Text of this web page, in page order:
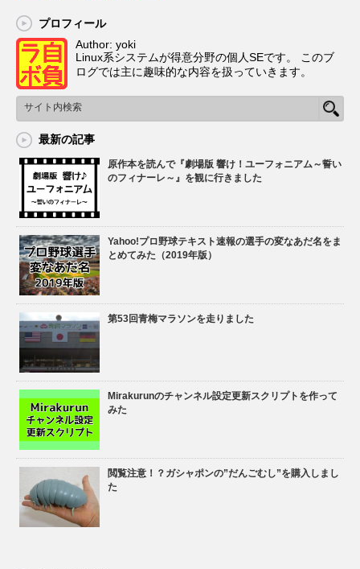
プロフィール
Author: yoki
Linux系システムが得意分野の個人SEです。 このブ
ログでは主に趣味的な内容を扱っていきます。
最新の記事
原作本を読んで『劇場版 響け！ユーフォニアム～誓い
のフィナーレ～』を観に行きました
Yahoo!プロ野球テキスト速報の選手の変なあだ名をま
とめてみた（2019年版）
第53回青梅マラソンを走りました
Mirakurunのチャンネル設定更新スクリプトを作って
みた
閲覧注意！？ガシャポンの”だんごむし”を購入しまし
た